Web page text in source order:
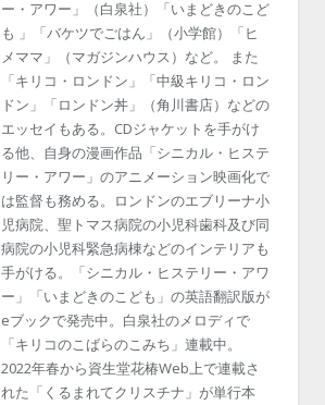
ー・アワー」（白泉社）「いまどきのこど
も 」「バケツでごはん」（小学館）「ヒ
メママ」（マガジンハウス）など。 また
「キリコ・ロンドン」「中級キリコ・ロン
ドン」「ロンドン丼」（角川書店）などの
エッセイもある。CDジャケットを手がけ
る他、自身の漫画作品「シニカル・ヒステ
リー・アワー」のアニメーション映画化で
は監督も務める。ロンドンのエブリーナ小
児病院、聖トマス病院の小児科歯科及び同
病院の小児科緊急病棟などのインテリアも
手がける。「シニカル・ヒステリー・アワ
ー」「いまどきのこども」の英語翻訳版が
eブックで発売中。白泉社のメロディで
「キリコのこばらのこみち」連載中。
2022年春から資生堂花椿Web上で連載さ
れた「くるまれてクリスチナ」が単行本